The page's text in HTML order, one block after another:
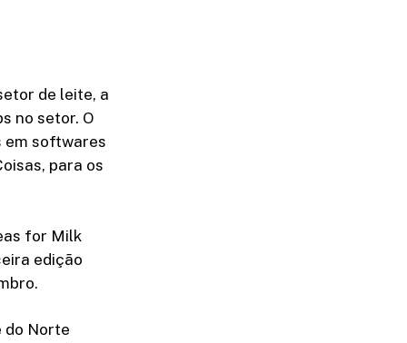
de leite, a
no setor. O
em softwares
para os
for Milk
edição
do Norte